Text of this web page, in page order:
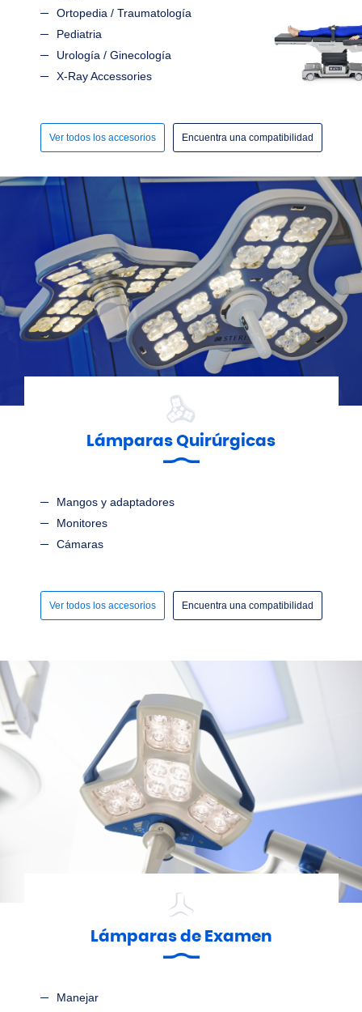
Ortopedia / Traumatología
Pediatria
Urología / Ginecología
X-Ray Accessories
Ver todos los accesorios Encuentra una compatibilidad
Lámparas Quirúrgicas
Mangos y adaptadores
Monitores
Cámaras
Ver todos los accesorios Encuentra una compatibilidad
Lámparas de Examen
Manejar